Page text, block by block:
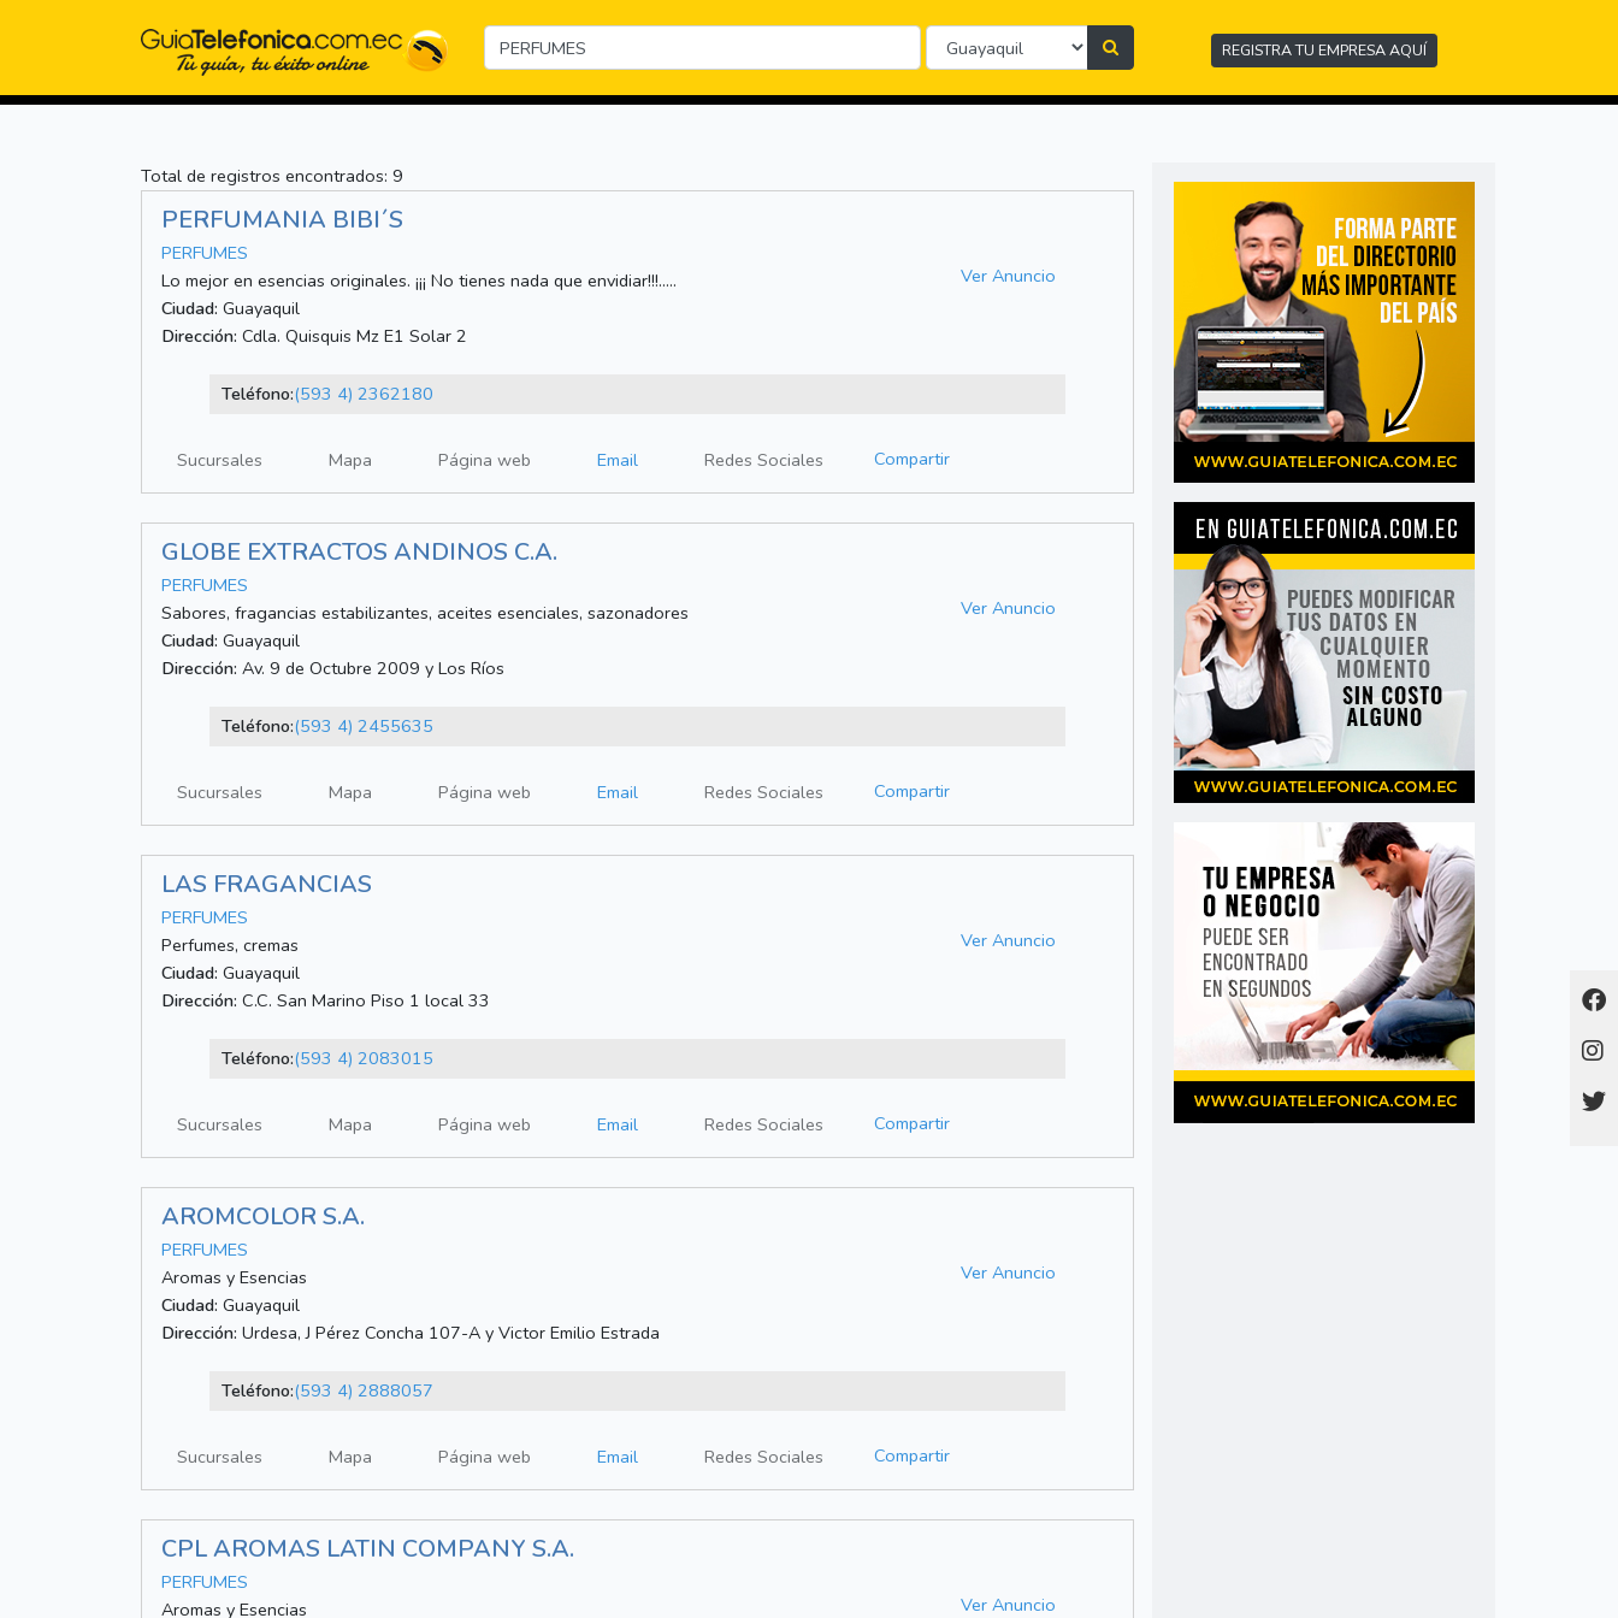
REGISTRA TU EMPRESA AQUÍ
Total de registros encontrados: 9
PERFUMANIA BIBI´S
PERFUMES
Lo mejor en esencias originales. ¡¡¡ No tienes nada que envidiar!!!.....
Ciudad: Guayaquil
Dirección: Cdla. Quisquis Mz E1 Solar 2
Ver Anuncio
Teléfono:(593 4) 2362180
Sucursales Mapa Página web Email Redes Sociales Compartir
GLOBE EXTRACTOS ANDINOS C.A.
PERFUMES
Sabores, fragancias estabilizantes, aceites esenciales, sazonadores
Ciudad: Guayaquil
Dirección: Av. 9 de Octubre 2009 y Los Ríos
Ver Anuncio
Teléfono:(593 4) 2455635
Sucursales Mapa Página web Email Redes Sociales Compartir
LAS FRAGANCIAS
PERFUMES
Perfumes, cremas
Ciudad: Guayaquil
Dirección: C.C. San Marino Piso 1 local 33
Ver Anuncio
Teléfono:(593 4) 2083015
Sucursales Mapa Página web Email Redes Sociales Compartir
AROMCOLOR S.A.
PERFUMES
Aromas y Esencias
Ciudad: Guayaquil
Dirección: Urdesa, J Pérez Concha 107-A y Victor Emilio Estrada
Ver Anuncio
Teléfono:(593 4) 2888057
Sucursales Mapa Página web Email Redes Sociales Compartir
CPL AROMAS LATIN COMPANY S.A.
PERFUMES
Aromas y Esencias
Ver Anuncio